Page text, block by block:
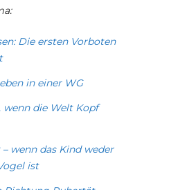
Die ersten Vorboten
in einer WG
wenn die Welt Kopf
wenn das Kind weder
ist